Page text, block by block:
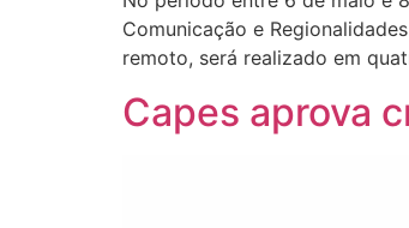
Comunicação e
remoto, será realizado em
Capes aprova